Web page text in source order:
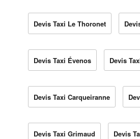
Devis Taxi Le Thoronet
Devis Taxi Évenos Devis
Devis Taxi Carqueiranne
Devis Taxi Grimaud Devis